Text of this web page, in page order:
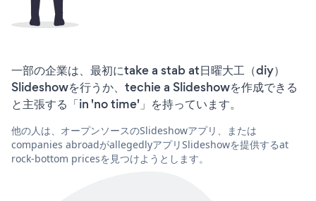
一部の企業は、最初にtake a stab at日曜大工（diy）
Slideshowを行うか、techie a Slideshowを作成できる
と主張する「in 'no time'」を持っています。
他の人は、オープンソースのSlideshowアプリ、または
companies abroadがallegedlyアプリSlideshowを提供するat
rock-bottom pricesを見つけようとします。